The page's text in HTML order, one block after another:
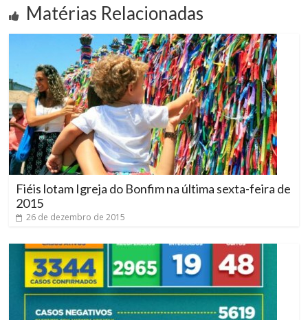
Matérias Relacionadas
Fiéis lotam Igreja do Bonfim na última sexta-feira de
2015
26 de dezembro de 2015